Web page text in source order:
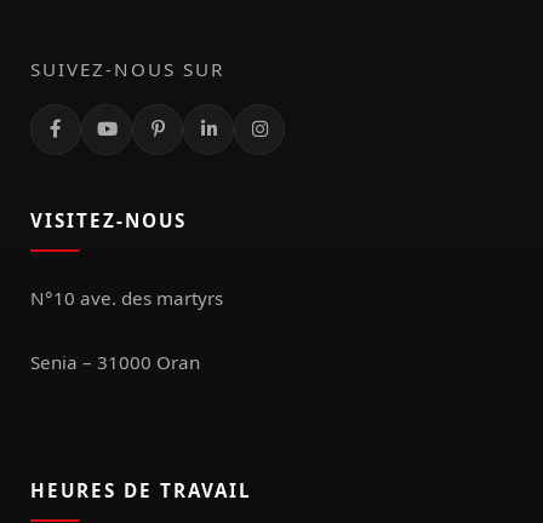
SUIVEZ-NOUS SUR
VISITEZ-NOUS
N°10 ave. des martyrs
Senia – 31000 Oran
HEURES DE TRAVAIL